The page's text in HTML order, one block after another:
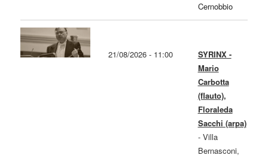
Cernobbio
21/08/2026 - 11:00
SYRINX -
Mario
Carbotta
(flauto),
Floraleda
Sacchi (arpa)
- Villa
Bernasconi,